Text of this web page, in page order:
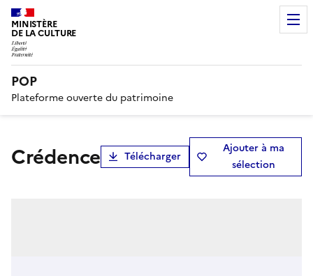
MINISTÈRE
DE LA CULTURE
POP
Plateforme ouverte du patrimoine
crédence Télécharger
Ajouter à ma
sélection